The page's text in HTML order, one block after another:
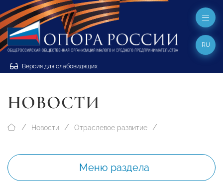
Версия для слабовидящих
RU
НОВОСТИ
Новости Отраслевое развитие
Меню раздела